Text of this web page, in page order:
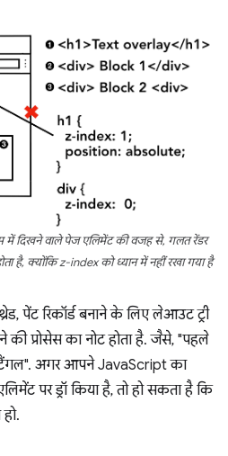
में दिखने वाले पेज एलिमेंट की वजह से, गलत रेंडर
है, क्योंकि z-index को ध्यान में नहीं रखा गया है
पेंट रिकॉर्ड बनाने के लिए लेआउट ट्री
की प्रोसेस का नोट होता है. जैसे, "पहले
अगर आपने JavaScript का
पर ड्रॉ किया है, तो हो सकता है कि